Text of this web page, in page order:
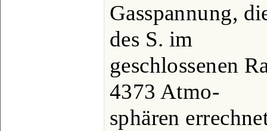
Gasspannung,
des S. im
geschlossenen
4373 Atmo-
sphären